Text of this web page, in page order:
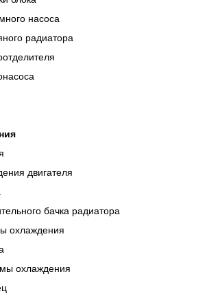
насоса
радиатора
двигателя
бачка радиатора
охлаждения
охлаждения